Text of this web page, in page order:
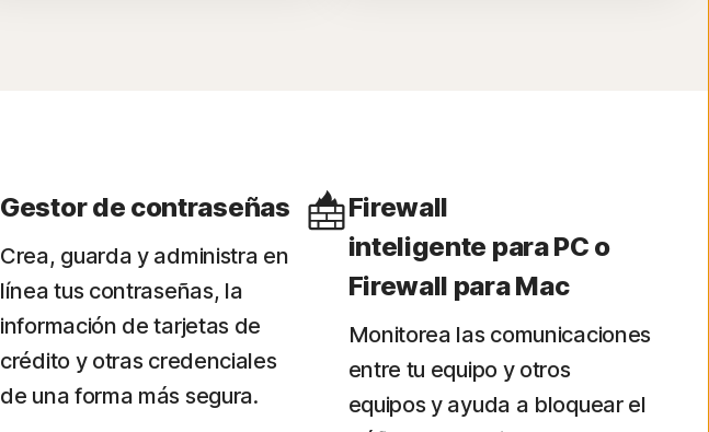
Gestor de contraseñas
Crea, guarda y administra en
línea tus contraseñas, la
información de tarjetas de
crédito y otras credenciales
de una forma más segura.
Firewall
inteligente para PC o
Firewall para Mac
Monitorea las comunicaciones
entre tu equipo y otros
equipos y ayuda a bloquear el